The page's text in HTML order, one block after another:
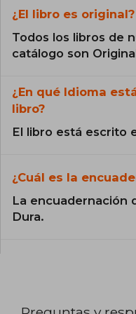
¿El libro es original?
Todos los libros de
catálogo son
¿En qué Idioma
libro?
El libro está escrito
¿Cuál es la
La encuadernación
Dura.